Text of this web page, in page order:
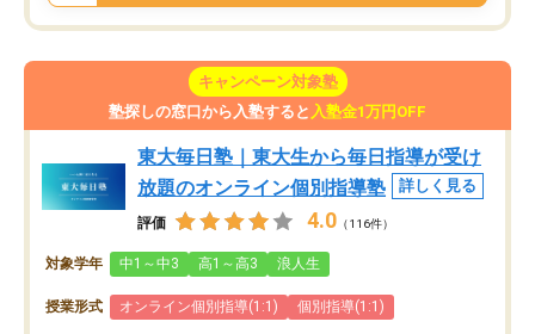
キャンペーン対象塾
塾探しの窓口から入塾すると 入塾金1万円OFF
東大毎日塾｜東大生から毎日指導が受け
放題のオンライン個別指導塾
詳しく見る
評価 4.0 （116件）
対象学年 中1～中3 高1～高3 浪人生
授業形式 オンライン個別指導(1:1) 個別指導(1:1)